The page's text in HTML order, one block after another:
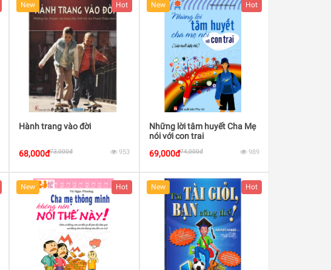
New Hot
Hành trang vào đời
68,000đ73,000đ 953
New Hot
Những lời tâm huyết Cha Mẹ
nói với con trai
69,000đ74,000đ 989
New Hot New Hot